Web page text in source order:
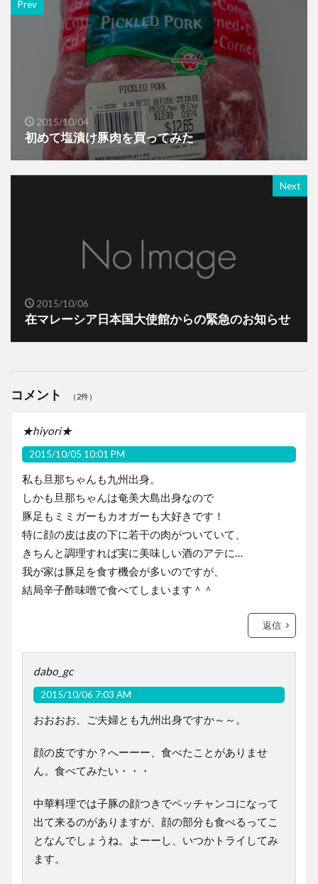
Prev
2015/10/04
初めて塩漬け豚肉を買ってみた
Next
2015/10/06
在マレーシア日本国大使館からの緊急のお知らせ
コメント （2件）
★hiyori★
2015/10/05 10:01 PM
私も旦那ちゃんも九州出身。
しかも旦那ちゃんは奄美大島出身なので
豚足もミミガーもカオガーも大好きです！
特に顔の皮は皮の下に若干の肉がついていて、
きちんと調理すれば実に美味しい酒のアテに…
我が家は豚足を食す機会が多いのですが、
結局辛子酢味噌で食べてしまいます＾＾
返信
dabo_gc
2015/10/06 7:03 AM
おおおお、ご夫婦とも九州出身ですか～～。
顔の皮ですか？へーーー、食べたことがありませ
ん。食べてみたい・・・
中華料理では子豚の顔つきでペッチャンコになって
出て来るのがありますが、顔の部分も食べるってこ
となんでしょうね。よーーし、いつかトライしてみ
ます。